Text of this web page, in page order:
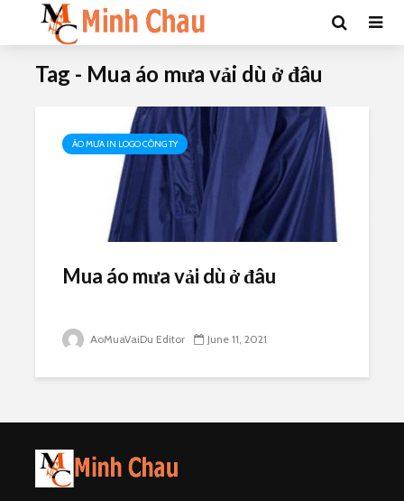
Tag - Mua áo mưa vải dù ở đâu
ÁO MƯA IN LOGO CÔNG TY
Mua áo mưa vải dù ở đâu
AoMuaVaiDu Editor June 11, 2021